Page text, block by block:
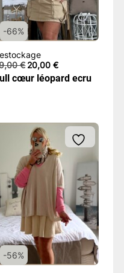
-66%
€ Le
prix
initial
20,00€Le
prix
actuel
cœur léopard ecru
-56%